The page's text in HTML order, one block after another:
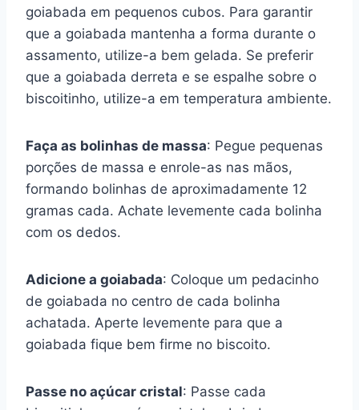
goiabada em pequenos cubos. Para garantir
que a goiabada mantenha a forma durante o
assamento, utilize-a bem gelada. Se preferir
que a goiabada derreta e se espalhe sobre o
biscoitinho, utilize-a em temperatura ambiente.
Faça as bolinhas de massa: Pegue pequenas
porções de massa e enrole-as nas mãos,
formando bolinhas de aproximadamente 12
gramas cada. Achate levemente cada bolinha
com os dedos.
Adicione a goiabada: Coloque um pedacinho
de goiabada no centro de cada bolinha
achatada. Aperte levemente para que a
goiabada fique bem firme no biscoito.
Passe no açúcar cristal: Passe cada